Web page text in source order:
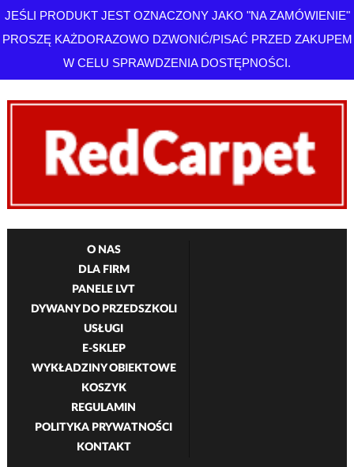
JEŚLI PRODUKT JEST OZNACZONY JAKO "NA ZAMÓWIENIE"
PROSZĘ KAŻDORAZOWO DZWONIĆ/PISAĆ PRZED ZAKUPEM
W CELU SPRAWDZENIA DOSTĘPNOŚCI.
O NAS
DLA FIRM
PANELE LVT
DYWANY DO PRZEDSZKOLI
USŁUGI
E-SKLEP
WYKŁADZINY OBIEKTOWE
KOSZYK
REGULAMIN
POLITYKA PRYWATNOŚCI
KONTAKT